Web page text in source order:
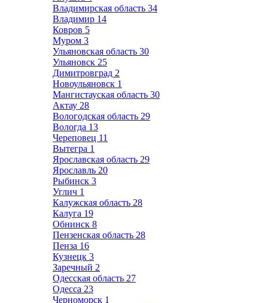
Владимирская область 34
Владимир 14
Ковров 5
Муром 3
Ульяновская область 30
Ульяновск 25
Димитровград 2
Новоульяновск 1
Мангистауская область 30
Актау 28
Вологодская область 29
Вологда 13
Череповец 11
Вытегра 1
Ярославская область 29
Ярославль 20
Рыбинск 3
Углич 1
Калужская область 28
Калуга 19
Обнинск 8
Пензенская область 28
Пенза 16
Кузнецк 3
Заречный 2
Одесская область 27
Одесса 23
Черноморск 1